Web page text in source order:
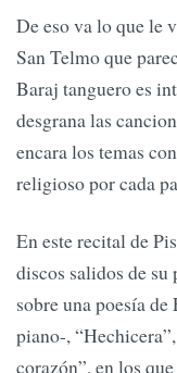
De eso va lo que le
San Telmo que
Baraj tanguero es
desgrana las
encara los temas
religioso por cada
En este recital de
discos salidos de
sobre una poesía
piano-,
corazón”, en los